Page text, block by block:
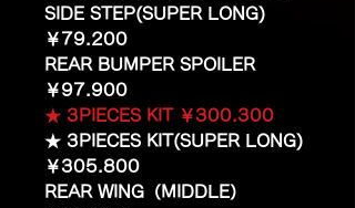
SIDE STEP(SUPER LONG)
￥79.200
REAR BUMPER SPOILER
￥97.900
★ 3PIECES KIT ￥300.300
★ 3PIECES KIT(SUPER LONG)
￥305.800
REAR WING（MIDDLE）